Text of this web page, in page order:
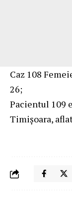
Caz 108
26;
Pacientul 109
Timișoara,